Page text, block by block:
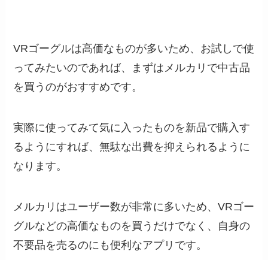
VRゴーグルは高価なものが多いため、お試しで使
ってみたいのであれば、まずはメルカリで中古品
を買うのがおすすめです。
実際に使ってみて気に入ったものを新品で購入す
るようにすれば、無駄な出費を抑えられるように
なります。
メルカリはユーザー数が非常に多いため、VRゴー
グルなどの高価なものを買うだけでなく、自身の
不要品を売るのにも便利なアプリです。